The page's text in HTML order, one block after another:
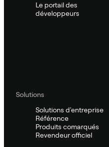
Le portail des
développeurs
Solutions
Solutions d'entreprise
Référence
Produits comarqués
Revendeur officiel